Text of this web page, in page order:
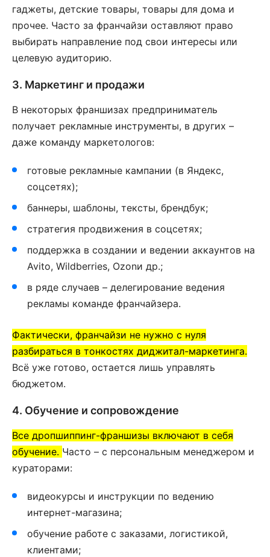
гаджеты, детские товары, товары для дома и
прочее. Часто за франчайзи оставляют право
выбирать направление под свои интересы или
целевую аудиторию.
3. Маркетинг и продажи
В некоторых франшизах предприниматель
получает рекламные инструменты, в других –
даже команду маркетологов:
готовые рекламные кампании (в Яндекс,
соцсетях);
баннеры, шаблоны, тексты, брендбук;
стратегия продвижения в соцсетях;
поддержка в создании и ведении аккаунтов на
Avito, Wildberries, Ozonи др.;
в ряде случаев – делегирование ведения
рекламы команде франчайзера.
Фактически, франчайзи не нужно с нуля
разбираться в тонкостях диджитал-маркетинга.
Всё уже готово, остается лишь управлять
бюджетом.
4. Обучение и сопровождение
Все дропшиппинг-франшизы включают в себя
обучение. Часто – с персональным менеджером и
кураторами:
видеокурсы и инструкции по ведению
интернет-магазина;
обучение работе с заказами, логистикой,
клиентами;